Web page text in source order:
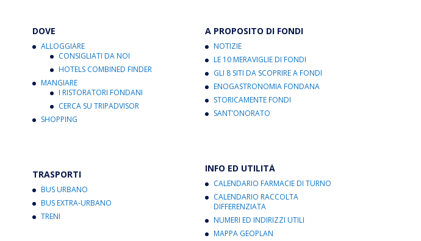
DOVE
ALLOGGIARE
CONSIGLIATI DA NOI
HOTELS COMBINED FINDER
MANGIARE
I RISTORATORI FONDANI
CERCA SU TRIPADVISOR
SHOPPING
TRASPORTI
BUS URBANO
BUS EXTRA-URBANO
TRENI
A PROPOSITO DI FONDI
NOTIZIE
LE 10 MERAVIGLIE DI FONDI
GLI 8 SITI DA SCOPRIRE A FONDI
ENOGASTRONOMIA FONDANA
STORICAMENTE FONDI
SANT’ONORATO
INFO ED UTILITÀ
CALENDARIO FARMACIE DI TURNO
CALENDARIO RACCOLTA
DIFFERENZIATA
NUMERI ED INDIRIZZI UTILI
MAPPA GEOPLAN